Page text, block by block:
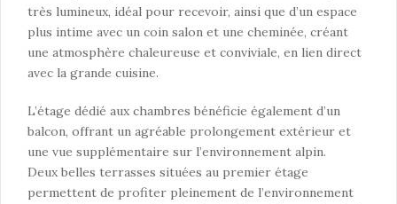
très lumineux, idéal pour recevoir, ainsi que d’un espace
plus intime avec un coin salon et une cheminée, créant
une atmosphère chaleureuse et conviviale, en lien direct
avec la grande cuisine.
L’étage dédié aux chambres bénéficie également d’un
balcon, offrant un agréable prolongement extérieur et
une vue supplémentaire sur l’environnement alpin.
Deux belles terrasses situées au premier étage
permettent de profiter pleinement de l’environnement